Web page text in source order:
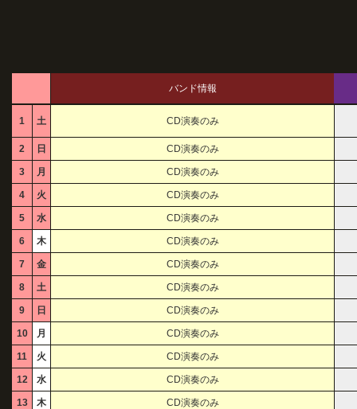
バンド情報
1 土 CD演奏のみ
2 日 CD演奏のみ
3 月 CD演奏のみ
4 火 CD演奏のみ
5 水 CD演奏のみ
6 木 CD演奏のみ
7 金 CD演奏のみ
8 土 CD演奏のみ
9 日 CD演奏のみ
10 月 CD演奏のみ
11 火 CD演奏のみ
12 水 CD演奏のみ
13 木 CD演奏のみ